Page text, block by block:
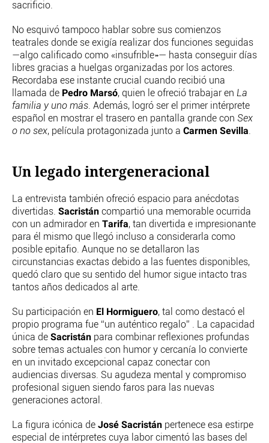
sacrificio.
No esquivó tampoco hablar sobre sus comienzos
teatrales donde se exigía realizar dos funciones seguidas
—algo calificado como «insufrible»— hasta conseguir días
libres gracias a huelgas organizadas por los actores.
Recordaba ese instante crucial cuando recibió una
llamada de Pedro Marsó, quien le ofreció trabajar en La
familia y uno más. Además, logró ser el primer intérprete
español en mostrar el trasero en pantalla grande con Sex
o no sex, película protagonizada junto a Carmen Sevilla.
Un legado intergeneracional
La entrevista también ofreció espacio para anécdotas
divertidas. Sacristán compartió una memorable ocurrida
con un admirador en Tarifa, tan divertida e impresionante
para él mismo que llegó incluso a considerarla como
posible epitafio. Aunque no se detallaron las
circunstancias exactas debido a las fuentes disponibles,
quedó claro que su sentido del humor sigue intacto tras
tantos años dedicados al arte.
Su participación en El Hormiguero, tal como destacó el
propio programa fue “un auténtico regalo” . La capacidad
única de Sacristán para combinar reflexiones profundas
sobre temas actuales con humor y cercanía lo convierte
en un invitado excepcional capaz conectar con
audiencias diversas. Su agudeza mental y compromiso
profesional siguen siendo faros para las nuevas
generaciones actoral.
La figura icónica de José Sacristán pertenece esa estirpe
especial de intérpretes cuya labor cimentó las bases del